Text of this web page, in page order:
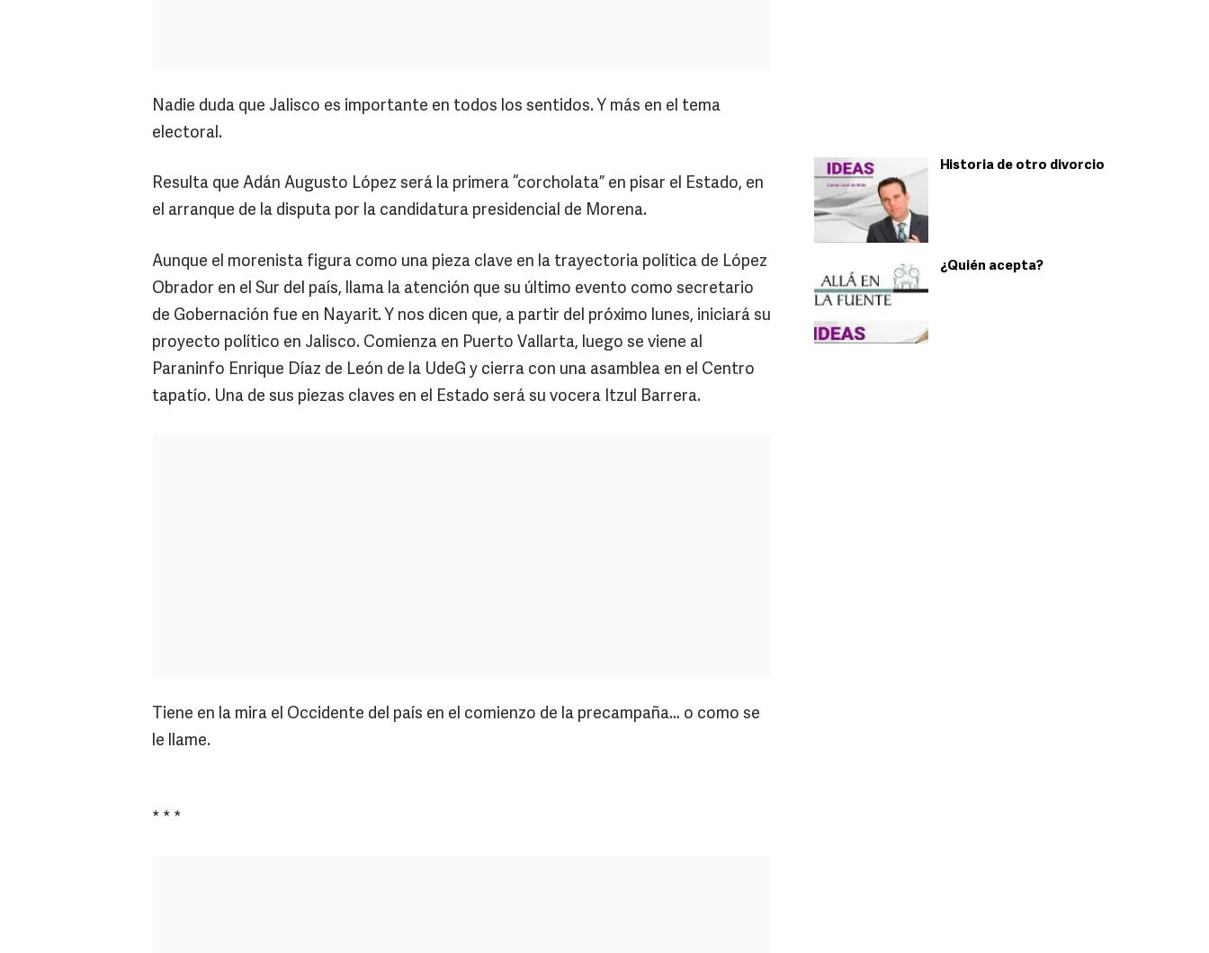
Historia de otro divorcio
¿Quién acepta?
Nadie duda que Jalisco es importante en todos los sentidos. Y más en el tema
electoral.
Resulta que Adán Augusto López será la primera “corcholata” en pisar el Estado, en
el arranque de la disputa por la candidatura presidencial de Morena.
Aunque el morenista figura como una pieza clave en la trayectoria política de López
Obrador en el Sur del país, llama la atención que su último evento como secretario
de Gobernación fue en Nayarit. Y nos dicen que, a partir del próximo lunes, iniciará su
proyecto político en Jalisco. Comienza en Puerto Vallarta, luego se viene al
Paraninfo Enrique Díaz de León de la UdeG y cierra con una asamblea en el Centro
tapatío. Una de sus piezas claves en el Estado será su vocera Itzul Barrera.
Tiene en la mira el Occidente del país en el comienzo de la precampaña… o como se
le llame.
* * *